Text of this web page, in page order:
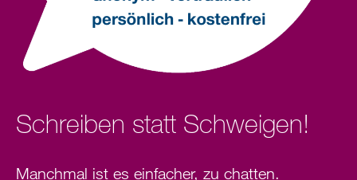
Schreiben statt Schweigen!
Manchmal ist es einfacher, zu chatten.